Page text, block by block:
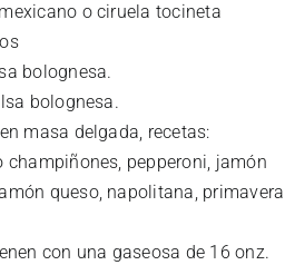
o ciruela tocineta
bolognesa.
bolognesa.
masa delgada, recetas:
champiñones, pepperoni, jamón
queso, napolitana, primavera
con una gaseosa de 16 onz.